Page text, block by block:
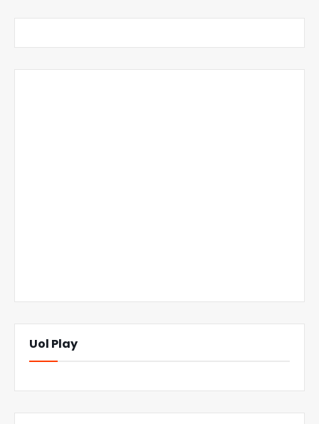
Uol Play